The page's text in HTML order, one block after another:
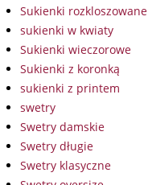
Sukienki rozkloszowane
sukienki w kwiaty
Sukienki wieczorowe
Sukienki z koronką
sukienki z printem
swetry
Swetry damskie
Swetry długie
Swetry klasyczne